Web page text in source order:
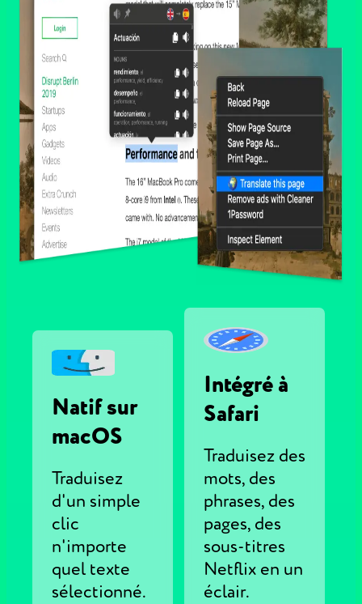
Natif sur
macOS
Traduisez
d'un simple
clic
n'importe
quel texte
sélectionné.
Intégré à
Safari
Traduisez des
mots, des
phrases, des
pages, des
sous-titres
Netflix en un
éclair.